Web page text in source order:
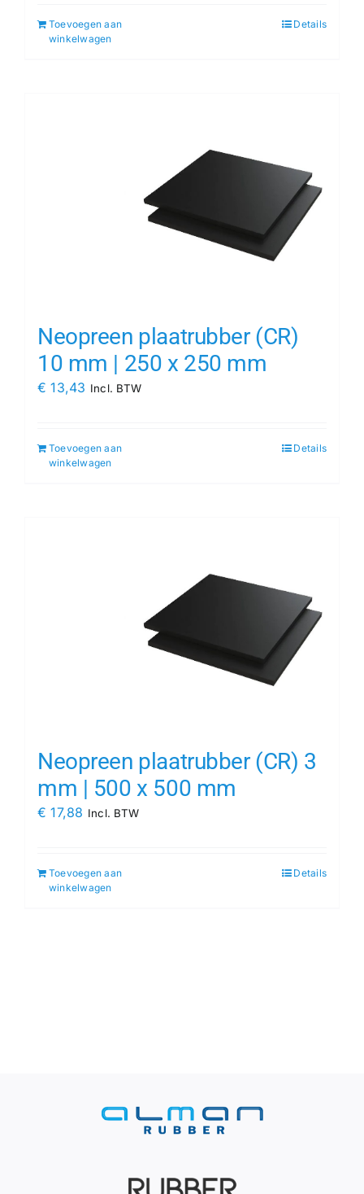
Toevoegen aan
winkelwagen
Details
Neopreen plaatrubber (CR)
10 mm | 250 x 250 mm
€ 13,43 Incl. BTW
Toevoegen aan
winkelwagen
Details
Neopreen plaatrubber (CR) 3
mm | 500 x 500 mm
€ 17,88 Incl. BTW
Toevoegen aan
winkelwagen
Details